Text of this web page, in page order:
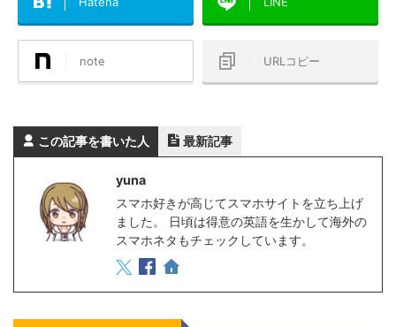
note URLコピー
この記事を書いた人 最新記事
yuna
スマホ好きが高じてスマホサイトを立ち上げ
ました。 日頃は得意の英語を生かして海外の
スマホネタもチェックしています。